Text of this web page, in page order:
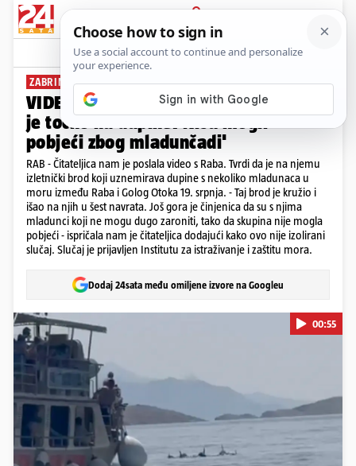
PRIJAVA
News Komentari
ZABRINUTA ČITATELJICA
VIDEO 'Izletnički brod kod Raba išao
je točno na dupine. Nisu mogli
pobjeći zbog mladunčadi'
RAB - Čitateljica nam je poslala video s Raba. Tvrdi da je na njemu
izletnički brod koji uznemirava dupine s nekoliko mladunaca u
moru između Raba i Golog Otoka 19. srpnja. - Taj brod je kružio i
išao na njih u šest navrata. Još gora je činjenica da su s njima
mladunci koji ne mogu dugo zaroniti, tako da skupina nije mogla
pobjeći - ispričala nam je čitateljica dodajući kako ovo nije izolirani
slučaj. Slučaj je prijavljen Institutu za istraživanje i zaštitu mora.
Dodaj 24sata među omiljene izvore na Googleu
Pokretanje videa...
00:55